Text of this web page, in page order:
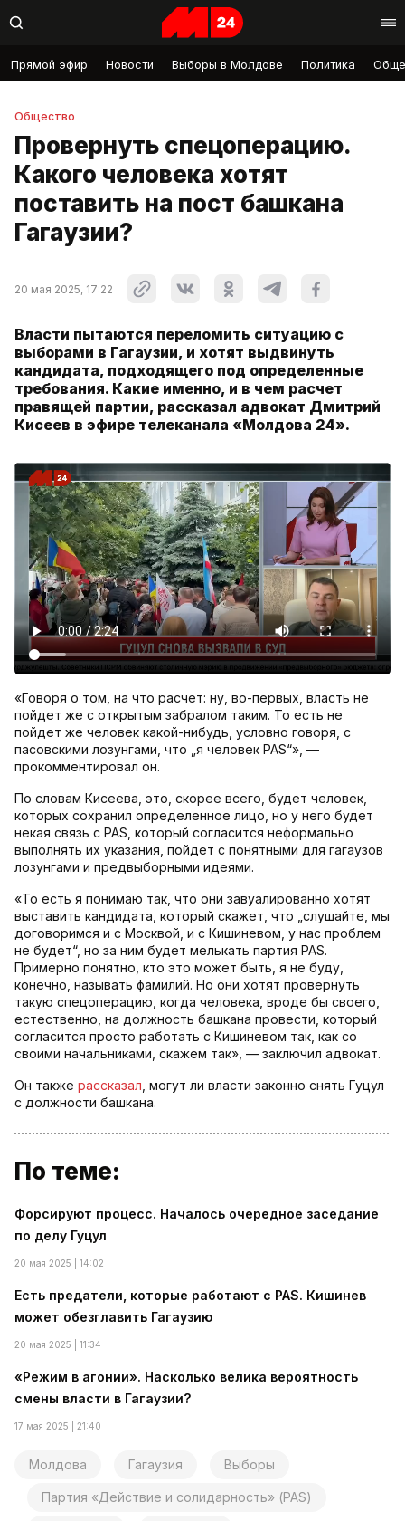
Прямой эфир Новости Выборы в Молдове Политика
Общество
Провернуть спецоперацию.
Какого человека хотят
поставить на пост башкана
Гагаузии?
20 мая 2025, 17:22
Власти пытаются переломить ситуацию с
выборами в Гагаузии, и хотят выдвинуть
кандидата, подходящего под определенные
требования. Какие именно, и в чем расчет
правящей партии, рассказал адвокат Дмитрий
Кисеев в эфире телеканала «Молдова 24».
«Говоря о том, на что расчет: ну, во-первых, власть не
пойдет же с открытым забралом таким. То есть не
пойдет же человек какой-нибудь, условно говоря, с
пасовскими лозунгами, что „я человек PAS“», —
прокомментировал он.
По словам Кисеева, это, скорее всего, будет человек,
которых сохранил определенное лицо, но у него будет
некая связь с PAS, который согласится неформально
выполнять их указания, пойдет с понятными для гагаузов
лозунгами и предвыборными идеями.
«То есть я понимаю так, что они завуалированно хотят
выставить кандидата, который скажет, что „слушайте, мы
договоримся и с Москвой, и с Кишиневом, у нас проблем
не будет“, но за ним будет мелькать партия PAS.
Примерно понятно, кто это может быть, я не буду,
конечно, называть фамилий. Но они хотят провернуть
такую спецоперацию, когда человека, вроде бы своего,
естественно, на должность башкана провести, который
согласится просто работать с Кишиневом так, как со
своими начальниками, скажем так», — заключил адвокат.
Он также рассказал , могут ли власти законно снять Гуцул
с должности башкана.
По теме:
Форсируют процесс. Началось очередное заседание
по делу Гуцул
20 мая 2025 | 14:02
Есть предатели, которые работают с PAS. Кишинев
может обезглавить Гагаузию
20 мая 2025 | 11:34
«Режим в агонии». Насколько велика вероятность
смены власти в Гагаузии?
17 мая 2025 | 21:40
Молдова Гагаузия Выборы
Партия «Действие и солидарность» (PAS)